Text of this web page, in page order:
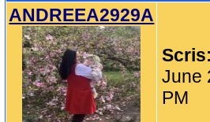
ANDREEA2929A
June
PM